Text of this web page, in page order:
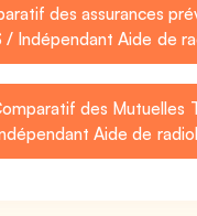
des assurances
/ Indépendant Aide de
des Mutuelles
Aide de